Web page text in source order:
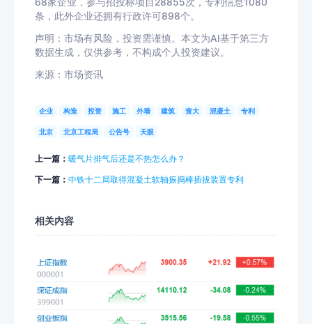
条，此外企业还拥有行政许可898个。
声明：市场有风险，投资需谨慎。本文为AI基于第三方
数据生成，仅供参考，不构成个人投资建议。
来源：市场资讯
企业 构造 投资 施工 外墙 建筑 查大 混凝土 专利
北京 北京工程局 公告号 天眼
上一篇： 暖气片排气后还是不热怎么办？
下一篇： 中铁十二局取得混凝土软轴振捣棒插拔装置专利
相关内容